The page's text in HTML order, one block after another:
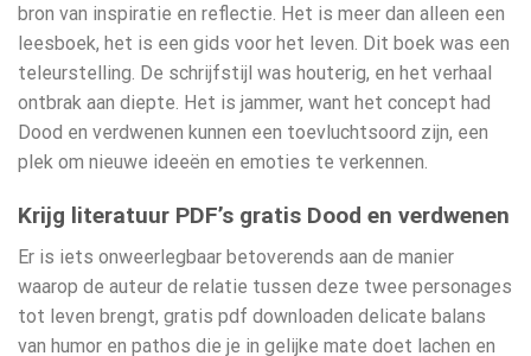
bron van inspiratie en reflectie. Het is meer dan alleen een
leesboek, het is een gids voor het leven. Dit boek was een
teleurstelling. De schrijfstijl was houterig, en het verhaal
ontbrak aan diepte. Het is jammer, want het concept had
Dood en verdwenen kunnen een toevluchtsoord zijn, een
plek om nieuwe ideeën en emoties te verkennen.
Krijg literatuur PDF’s gratis Dood en verdwenen
Er is iets onweerlegbaar betoverends aan de manier
waarop de auteur de relatie tussen deze twee personages
tot leven brengt, gratis pdf downloaden delicate balans
van humor en pathos die je in gelijke mate doet lachen en